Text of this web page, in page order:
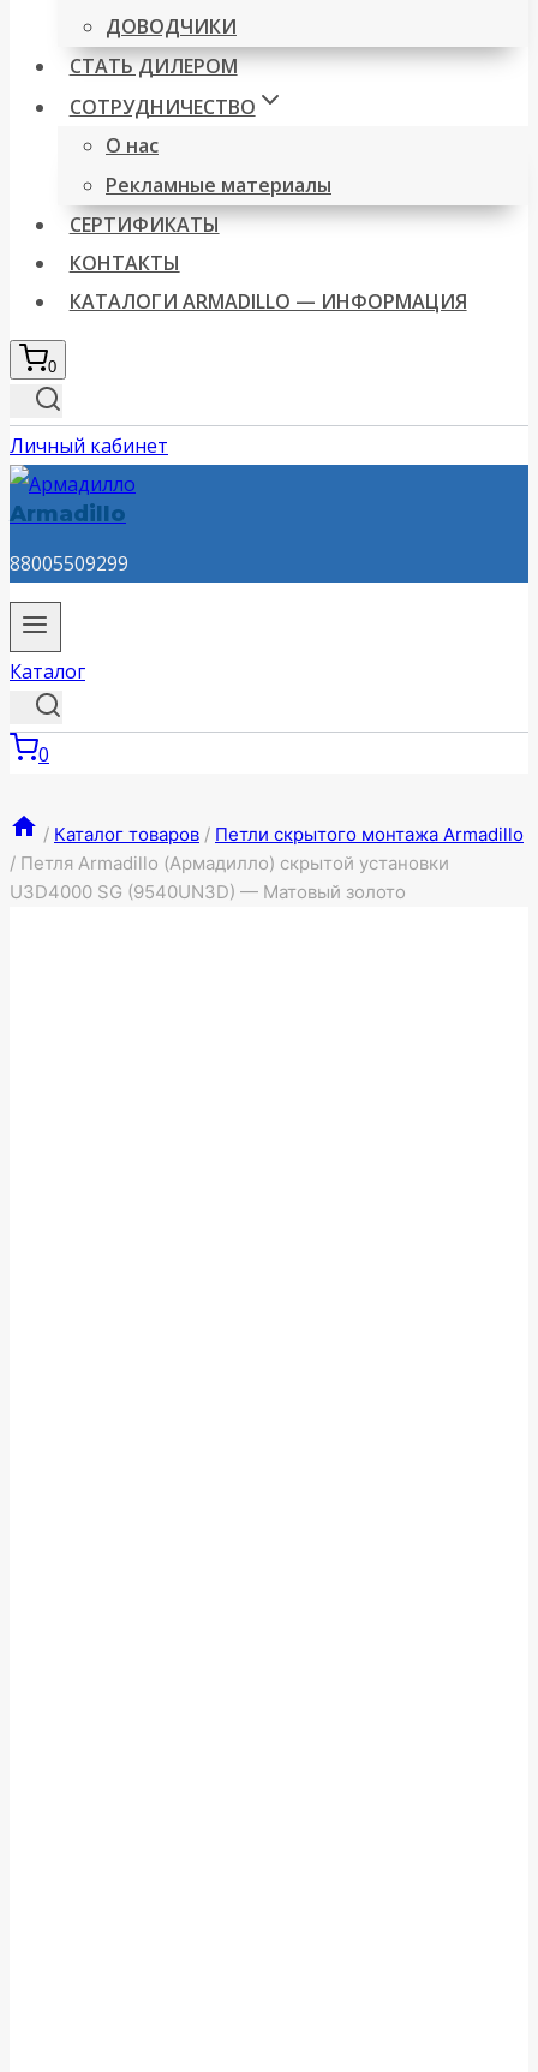
ДОВОДЧИКИ
СТАТЬ ДИЛЕРОМ
СОТРУДНИЧЕСТВО
О нас
Рекламные материалы
СЕРТИФИКАТЫ
КОНТАКТЫ
КАТАЛОГИ ARMADILLO — ИНФОРМАЦИЯ
0
Личный кабинет
Armadillo
88005509299
Каталог
0
/ Каталог товаров / Петли скрытого монтажа Armadillo
/ Петля Armadillo (Армадилло) скрытой установки
U3D4000 SG (9540UN3D) — Матовый золото